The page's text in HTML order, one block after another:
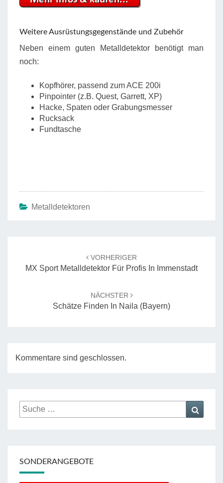
Weitere Ausrüstungsgegenstände und Zubehör
Neben einem guten Metalldetektor benötigt man
noch:
Kopfhörer, passend zum ACE 200i
Pinpointer (z.B. Quest, Garrett, XP)
Hacke, Spaten oder Grabungsmesser
Rucksack
Fundtasche
Metalldetektoren
VORHERIGER
MX Sport Metalldetektor Für Profis In Immenstadt
NÄCHSTER
Schätze Finden In Naila (Bayern)
Kommentare sind geschlossen.
Suche
nach:
SONDERANGEBOTE